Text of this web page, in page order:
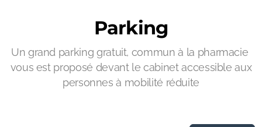
Parking
Un grand parking gratuit, commun à la pharmacie
vous est proposé devant le cabinet accessible aux
personnes à mobilité réduite